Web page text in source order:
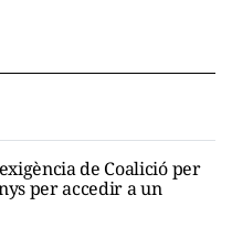
de Coalició per
per accedir a un